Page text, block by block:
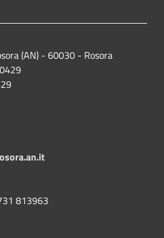
(AN) - 60030 - Rosora
813963